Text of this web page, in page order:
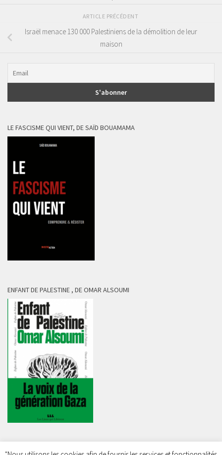
ARTICLE PRÉCÉDENT
Israël menace 130 000 Palestiniens de la démolition de leur
maison
LE FASCISME QUI VIENT, DE SAÏD BOUAMAMA
ENFANT DE PALESTINE , DE OMAR ALSOUMI